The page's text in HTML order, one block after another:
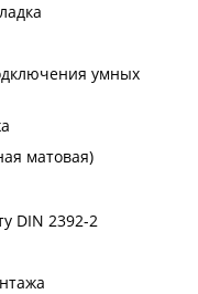
умных
матовая)
DIN 2392-2